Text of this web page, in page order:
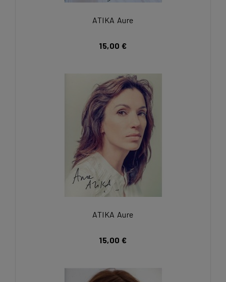
ATIKA Aure
15,00 €
ATIKA Aure
15,00 €